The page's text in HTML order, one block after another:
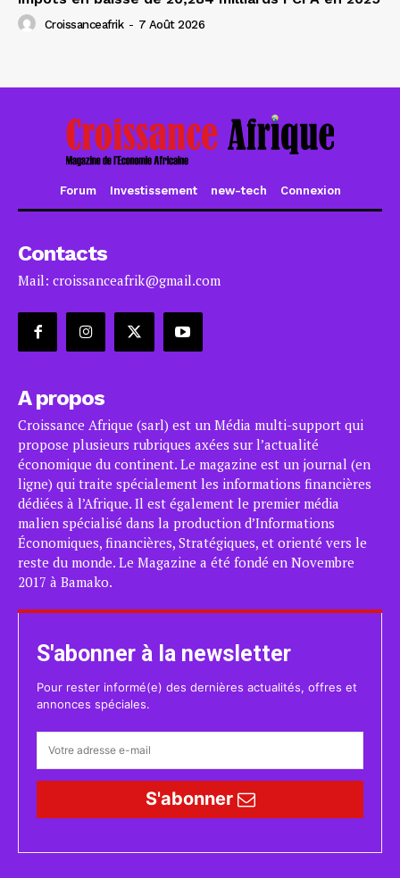
Croissanceafrik - 7 Août 2026
Forum Investissement new-tech Connexion
Contacts
Mail: croissanceafrik@gmail.com
A propos
Croissance Afrique (sarl) est un Média multi-support qui
propose plusieurs rubriques axées sur l’actualité
économique du continent. Le magazine est un journal (en
ligne) qui traite spécialement les informations financières
dédiées à l’Afrique. Il est également le premier média
malien spécialisé dans la production d’Informations
Économiques, financières, Stratégiques, et orienté vers le
reste du monde. Le Magazine a été fondé en Novembre
2017 à Bamako.
S'abonner à la newsletter
Pour rester informé(e) des dernières actualités, offres et
annonces spéciales.
S'abonner